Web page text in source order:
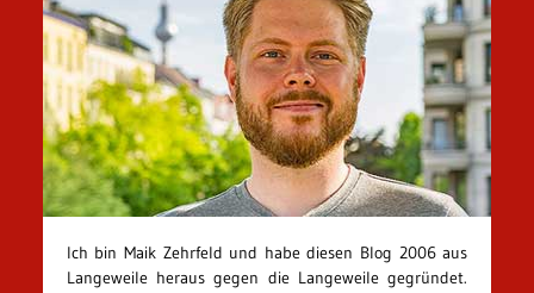
Ich bin Maik Zehrfeld und habe diesen Blog 2006 aus
Langeweile heraus gegen die Langeweile gegründet.